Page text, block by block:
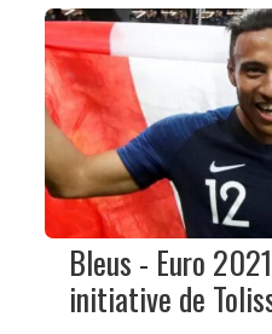
Bleus - Euro
initiative de